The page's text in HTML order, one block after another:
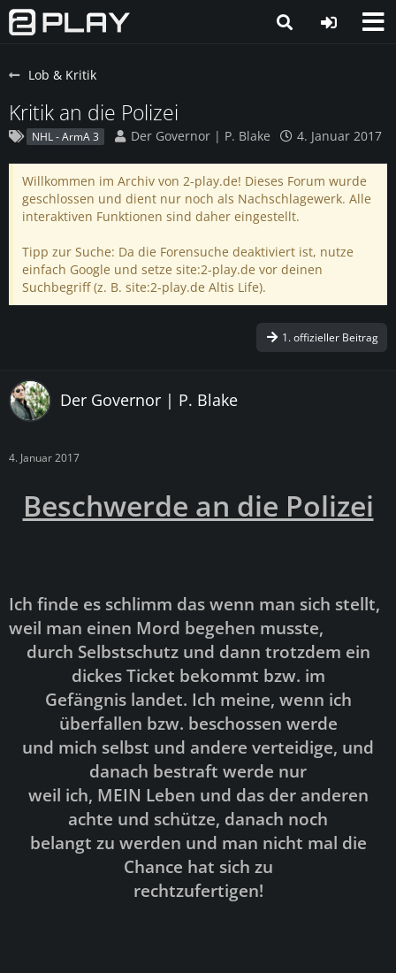
Lob & Kritik
Kritik an die Polizei
NHL - ArmA 3 Der Governor | P. Blake 4. Januar 2017
Willkommen im Archiv von 2-play.de! Dieses Forum wurde
geschlossen und dient nur noch als Nachschlagewerk. Alle
interaktiven Funktionen sind daher eingestellt.
Tipp zur Suche: Da die Forensuche deaktiviert ist, nutze
einfach Google und setze site:2-play.de vor deinen
Suchbegriff (z. B. site:2-play.de Altis Life).
1. offizieller Beitrag
Der Governor | P. Blake
4. Januar 2017
Beschwerde an die Polizei
Ich finde es schlimm das wenn man sich stellt,
weil man einen Mord begehen musste,
durch Selbstschutz und dann trotzdem ein
dickes Ticket bekommt bzw. im
Gefängnis landet. Ich meine, wenn ich
überfallen bzw. beschossen werde
und mich selbst und andere verteidige, und
danach bestraft werde nur
weil ich, MEIN Leben und das der anderen
achte und schütze, danach noch
belangt zu werden und man nicht mal die
Chance hat sich zu
rechtzufertigen!